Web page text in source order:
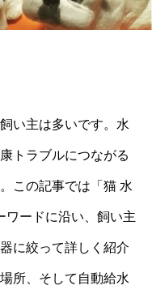
い主は多いです。水
トラブルにつながる
この記事では「猫 水
ワードに沿い、飼い主
に絞って詳しく紹介
所、そして自動給水